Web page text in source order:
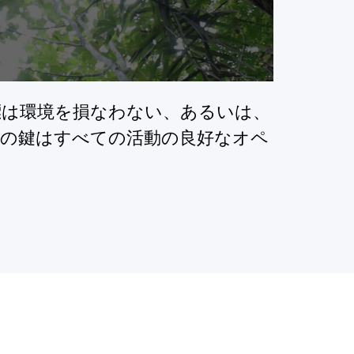
環境を損なわない、あるいは、
鍵はすべての活動の良好なオペ